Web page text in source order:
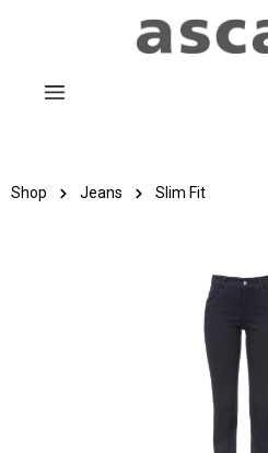
Zum Hauptinhalt springen
Shop Jeans Slim Fit